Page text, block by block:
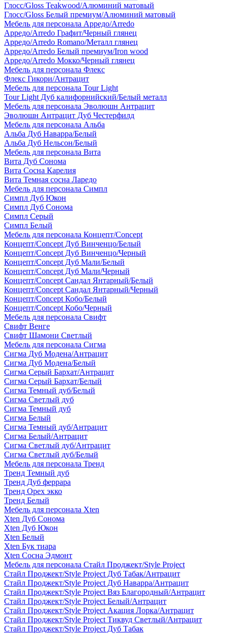
Глосс/Gloss Teakwood/Алюминий матовый
Глосс/Gloss Белый премиум/Алюминий матовый
Мебель для персонала Арредо/Arredo
Арредо/Arredo Графит/Черный глянец
Арредо/Arredo Romano/Металл глянец
Арредо/Arredo Белый премиум/Iron wood
Арредо/Arredo Мокко/Черный глянец
Мебель для персонала Флекс
Флекс Гикори/Антрацит
Мебель для персонала Tour Light
Tour Light Дуб калифорнийский/Белый металл
Мебель для персонала Эволюшн Антрацит
Эволюшн Антрацит Дуб Честерфилд
Мебель для персонала Альба
Альба Дуб Наварра/Белый
Альба Дуб Нельсон/Белый
Мебель для персонала Вита
Вита Дуб Сонома
Вита Сосна Карелия
Вита Темная сосна Ларедо
Мебель для персонала Симпл
Симпл Дуб Юкон
Симпл Дуб Сонома
Симпл Серый
Симпл Белый
Мебель для персонала Концепт/Concept
Концепт/Concept Дуб Винченцо/Белый
Концепт/Concept Дуб Винченцо/Черный
Концепт/Concept Дуб Мали/Белый
Концепт/Concept Дуб Мали/Черный
Концепт/Concept Сандал Янтарный/Белый
Концепт/Concept Сандал Янтарный/Черный
Концепт/Concept Кобо/Белый
Концепт/Concept Кобо/Черный
Мебель для персонала Свифт
Свифт Венге
Свифт Шамони Светлый
Мебель для персонала Сигма
Сигма Дуб Модена/Антрацит
Сигма Дуб Модена/Белый
Сигма Серый Бархат/Антрацит
Сигма Серый Бархат/Белый
Сигма Темный дуб/Белый
Сигма Светлый дуб
Сигма Темный дуб
Сигма Белый
Сигма Темный дуб/Антрацит
Сигма Белый/Антрацит
Сигма Светлый дуб/Антрацит
Сигма Светлый дуб/Белый
Мебель для персонала Тренд
Тренд Темный дуб
Тренд Дуб феррара
Тренд Орех экко
Тренд Белый
Мебель для персонала Xten
Xten Дуб Сонома
Xten Дуб Юкон
Xten Белый
Xten Бук тиара
Xten Сосна Эдмонт
Мебель для персонала Стайл Проджект/Style Project
Стайл Проджект/Style Project Дуб Табак/Антрацит
Стайл Проджект/Style Project Дуб Наварра/Антрацит
Стайл Проджект/Style Project Вяз Благородный/Антрацит
Стайл Проджект/Style Project Белый/Антрацит
Стайл Проджект/Style Project Акация Лорка/Антрацит
Стайл Проджект/Style Project Тиквуд Светлый/Антрацит
Стайл Проджект/Style Project Дуб Табак